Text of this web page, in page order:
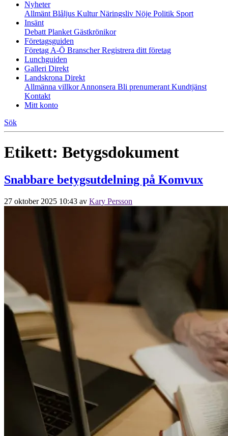
Nyheter
Allmänt Blåljus KulturNäringsliv Nöje Politik Sport
Insänt
Debatt Planket Gästkrönikor
Företagsguiden
Företag A-Ö BranscherRegistrera ditt företag
Lunchguiden
Galleri Direkt
Landskrona Direkt
Allmänna villkorAnnonsera Bli prenumerant Kundtjänst
Kontakt
Mitt konto
Sök
Etikett: Betygsdokument
Snabbare betygsutdelning på Komvux
27 oktober 2025 10:43 av Kary Persson